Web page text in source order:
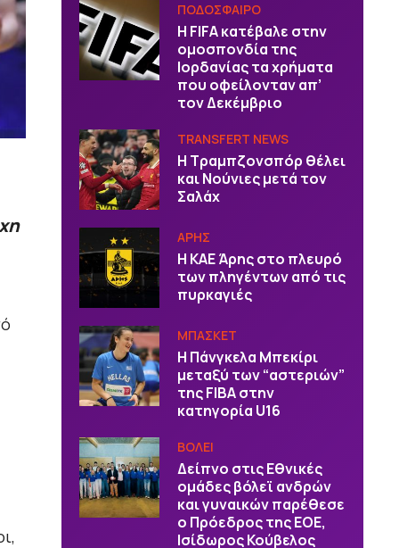
ΠΟΔΟΣΦΑΙΡΟ
Η FIFA κατέβαλε στην
ομοσπονδία της
Ιορδανίας τα χρήματα
που οφείλονταν απ’
τον Δεκέμβριο
TRANSFERT NEWS
Η Τραμπζονσπόρ θέλει
και Νούνιες μετά τον
Σαλάχ
ΑΡΗΣ
Η ΚΑΕ Άρης στο πλευρό
των πληγέντων από τις
πυρκαγιές
ΜΠΑΣΚΕΤ
H Πάνγκελα Μπεκίρι
μεταξύ των “αστεριών”
της FIBA στην
κατηγορία U16
ΒOΛΕΙ
Δείπνο στις Εθνικές
ομάδες βόλεϊ ανδρών
και γυναικών παρέθεσε
ο Πρόεδρος της ΕΟΕ,
Ισίδωρος Κούβελος